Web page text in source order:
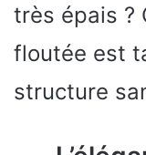
très épais ?
floutée est
structure